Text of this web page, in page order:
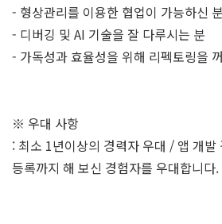
- 형상관리를 이용한 협업이 가능하신
- 디버깅 및 AI 기술을 잘 다루시는 분
- 가독성과 효율성을 위해 리펙토링을
※ 우대 사항
: 최소 1년이상의 경력자 우대 / 앱 개발
등록까지 해 보신 경험자를 우대합니다.